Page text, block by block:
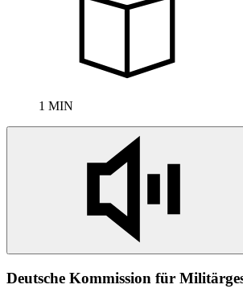
1 MIN
Deutsche Kommission für